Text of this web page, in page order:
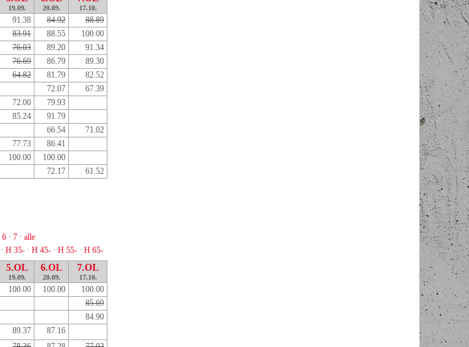
19.09. 20.09. 17.10.
91.38 84.92
88.89
83.91 88.55
100.00
76.03 89.20
91.34
76.69 86.79
89.30
64.82 81.79
82.52
72.07
67.39
72.00
79.93
85.24
91.79
66.54
71.02
77.73
86.41
100.00
100.00
72.17 61.52
6 · 7 · alle
· H 35- · H 45- · H 55- · H 65-
5.OL
19.09.
6.OL
20.09.
7.OL
17.10.
100.00 100.00
100.00
85.69
84.90
89.37
87.16